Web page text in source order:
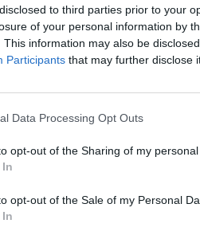
to third parties prior to your
of your personal information by
This information may also be
Participants that may further disclose
Data Processing Opt Outs
opt-out of the Sharing of my personal
opt-out of the Sale of my Personal